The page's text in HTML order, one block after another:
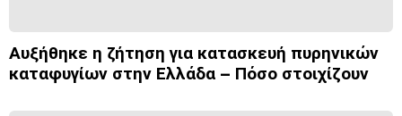
Αυξήθηκε η ζήτηση για κατασκευή πυρηνικών
καταφυγίων στην Ελλάδα – Πόσο στοιχίζουν